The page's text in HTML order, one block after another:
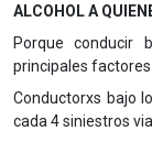
ALCOHOL A
Porque conducir
principales
Conductorxs bajo
cada 4 siniestros